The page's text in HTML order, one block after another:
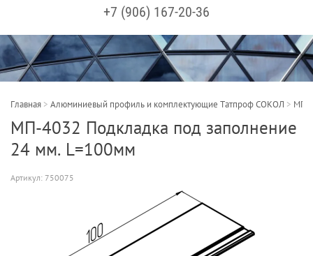
+7 (906) 167-20-36
Главная > Алюминиевый профиль и комплектующие Татпроф СОКОЛ > МП-
МП-4032 Подкладка под заполнение
24 мм. L=100мм
Артикул: 750075